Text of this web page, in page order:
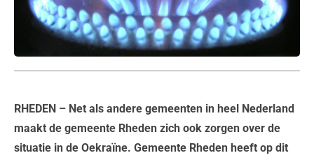
RHEDEN – Net als andere gemeenten in heel Nederland
maakt de gemeente Rheden zich ook zorgen over de
situatie in de Oekraïne. Gemeente Rheden heeft op dit